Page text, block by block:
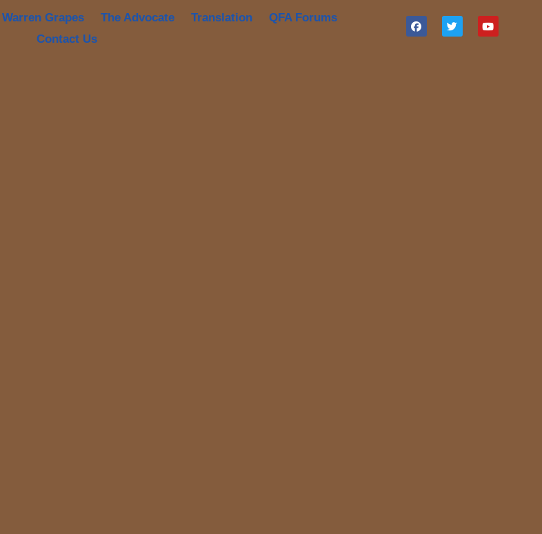
Warren Grapes The Advocate Translation
QFA Forums
Contact Us